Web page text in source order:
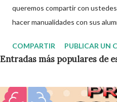
queremos compartir con
hacer manualidades con sus
opciones contribuyan a estimular
estudiantes y a realizar un bonito
Con mucho entusiasmo
grandioso material que sin duda
COMPARTIR PUBLICAR UN
Entradas más populares de